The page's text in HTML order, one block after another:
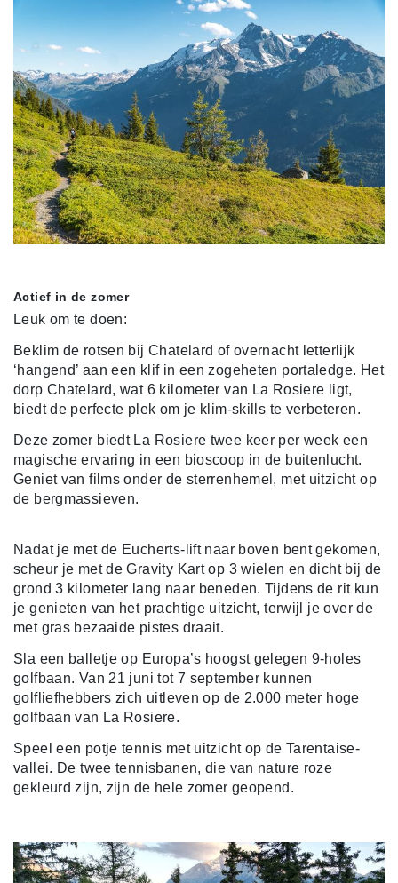
Actief in de zomer
Leuk om te doen:
Beklim de rotsen bij Chatelard of overnacht letterlijk
‘hangend’ aan een klif in een zogeheten portaledge. Het
dorp Chatelard, wat 6 kilometer van La Rosiere ligt,
biedt de perfecte plek om je klim-skills te verbeteren.
Deze zomer biedt La Rosiere twee keer per week een
magische ervaring in een bioscoop in de buitenlucht.
Geniet van films onder de sterrenhemel, met uitzicht op
de bergmassieven.
Nadat je met de Eucherts-lift naar boven bent gekomen,
scheur je met de Gravity Kart op 3 wielen en dicht bij de
grond 3 kilometer lang naar beneden. Tijdens de rit kun
je genieten van het prachtige uitzicht, terwijl je over de
met gras bezaaide pistes draait.
Sla een balletje op Europa’s hoogst gelegen 9-holes
golfbaan. Van 21 juni tot 7 september kunnen
golfliefhebbers zich uitleven op de 2.000 meter hoge
golfbaan van La Rosiere.
Speel een potje tennis met uitzicht op de Tarentaise-
vallei. De twee tennisbanen, die van nature roze
gekleurd zijn, zijn de hele zomer geopend.